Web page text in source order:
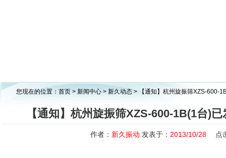
您现在的位置： 首页 > 新闻中心 > 新久动态 > 【通知】杭州旋振筛XZS-600-
【通知】杭州旋振筛XZS-600-1B(1台)
作者： 新久振动 发表于： 2013/10/28 点